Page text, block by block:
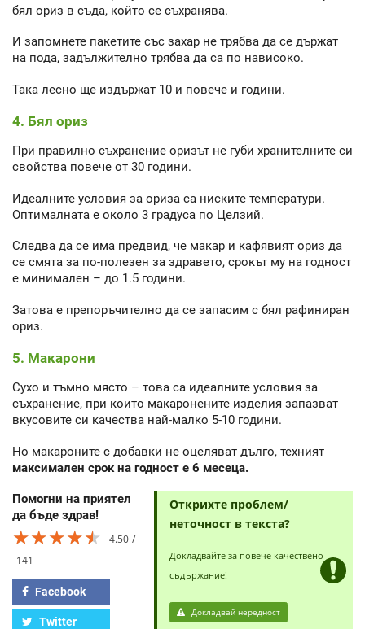
бял ориз в съда, който се съхранява.
И запомнете пакетите със захар не трябва да се държат
на пода, задължително трябва да са по нависоко.
Така лесно ще издържат 10 и повече и години.
4. Бял ориз
При правилно съхранение оризът не губи хранителните си
свойства повече от 30 години.
Идеалните условия за ориза са ниските температури.
Оптималната е около 3 градуса по Целзий.
Следва да се има предвид, че макар и кафявият ориз да
се смята за по-полезен за здравето, срокът му на годност
е минимален – до 1.5 години.
Затова е препоръчително да се запасим с бял рафиниран
ориз.
5. Макарони
Сухо и тъмно място – това са идеалните условия за
съхранение, при които макаронените изделия запазват
вкусовите си качества най-малко 5-10 години.
Но макароните с добавки не оцеляват дълго, техният
максимален срок на годност е 6 месеца.
Помогни на приятел
да бъде здрав!
★★★★★
★★★★★
★★★★★
4.50
141
Facebook
Twitter
Открихте проблем/
неточност в текста?
Докладвайте за повече качествено
съдържание!
Докладвай нередност